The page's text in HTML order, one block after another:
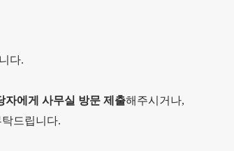
다.
자에게 사무실 방문 제출해주시거나,
드립니다.